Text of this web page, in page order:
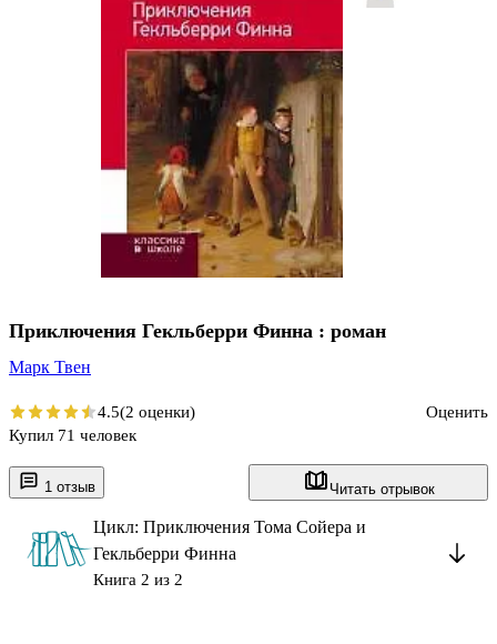
1 отзыв Читать отрывок
Цикл: Приключения Тома Сойера и
Гекльберри Финна
Книга 2 из 2
Приключения Гекльберри Финна : роман
Марк Твен
4.5(2 оценки)
Оценить
Купил 71 человек